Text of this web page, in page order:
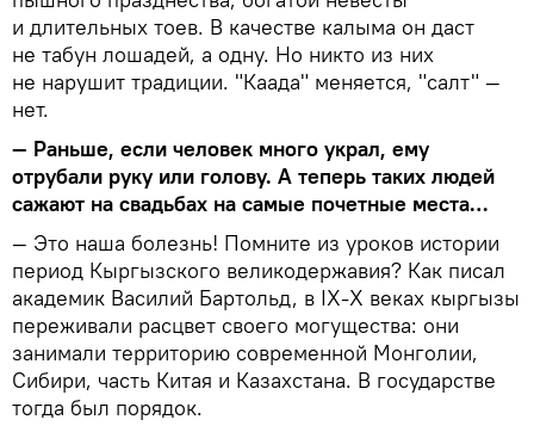
и длительных тоев. В качестве калыма он даст
не табун лошадей, а одну. Но никто из них
не нарушит традиции. "Каада" меняется, "салт" —
нет.
— Раньше, если человек много украл, ему
отрубали руку или голову. А теперь таких людей
сажают на свадьбах на самые почетные места…
— Это наша болезнь! Помните из уроков истории
период Кыргызского великодержавия? Как писал
академик Василий Бартольд, в IX-X веках кыргызы
переживали расцвет своего могущества: они
занимали территорию современной Монголии,
Сибири, часть Китая и Казахстана. В государстве
тогда был порядок.